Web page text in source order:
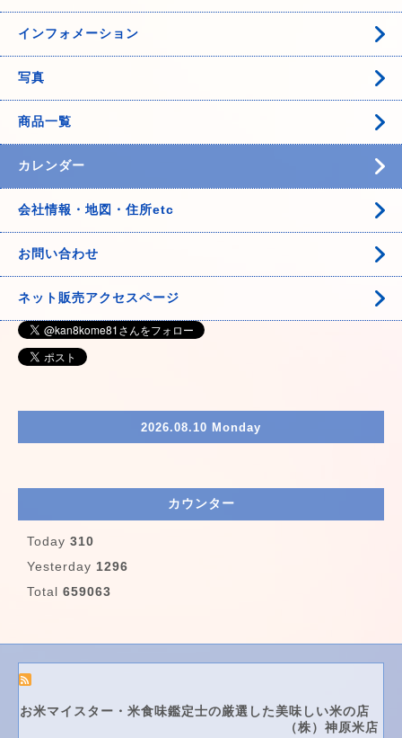
インフォメーション
写真
商品一覧
カレンダー
会社情報・地図・住所etc
お問い合わせ
ネット販売アクセスページ
2026.08.10 Monday
カウンター
Today 310
Yesterday 1296
Total 659063
お米マイスター・米食味鑑定士の厳選した美味しい米の店
（株）神原米店